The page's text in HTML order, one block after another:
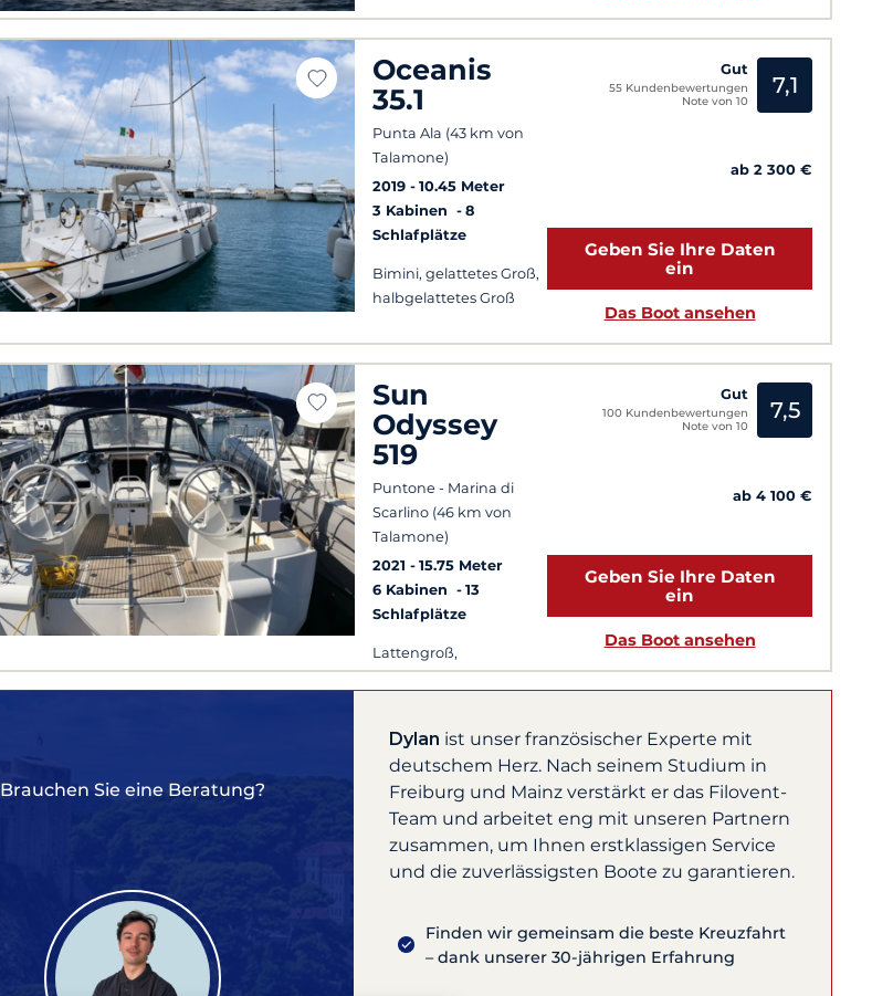
Oceanis
35.1
Punta Ala (43 km von
Talamone)
2019
10.45 Meter
3 Kabinen
8
Schlafplätze
Bimini, gelattetes Groß,
halbgelattetes Groß
Gut
55 Kundenbewertungen
Note von 10
7,1
ab 2 300 €
Geben Sie Ihre Daten
ein
Das Boot ansehen
Sun
Odyssey
519
Puntone - Marina di
Scarlino (46 km von
Talamone)
2021
15.75 Meter
6 Kabinen
13
Schlafplätze
Lattengroß,
Bugstrahlruder,
Gut
100 Kundenbewertungen
Note von 10
7,5
ab 4 100 €
Geben Sie Ihre Daten
ein
Das Boot ansehen
Brauchen Sie eine Beratung?
Dylan ist unser französischer Experte mit
deutschem Herz. Nach seinem Studium in
Freiburg und Mainz verstärkt er das Filovent-
Team und arbeitet eng mit unseren Partnern
zusammen, um Ihnen erstklassigen Service
und die zuverlässigsten Boote zu garantieren.
Finden wir gemeinsam die beste Kreuzfahrt
– dank unserer 30-jährigen Erfahrung